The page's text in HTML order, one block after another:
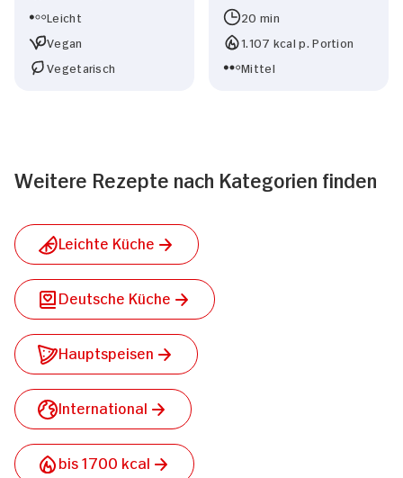
Leicht
Vegan
Vegetarisch
20 min
1.107 kcal p. Portion
Mittel
Weitere Rezepte nach Kategorien finden
Leichte Küche
Deutsche Küche
Hauptspeisen
International
bis 1700 kcal